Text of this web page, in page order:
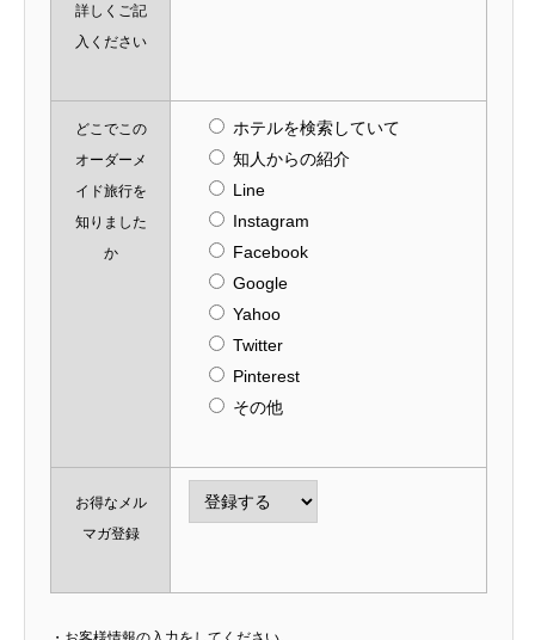
詳しくご記
入ください
どこでこの
オーダーメ
イド旅行を
知りました
か
ホテルを検索していて
知人からの紹介
Line
Instagram
Facebook
Google
Yahoo
Twitter
Pinterest
その他
お得なメル
マガ登録